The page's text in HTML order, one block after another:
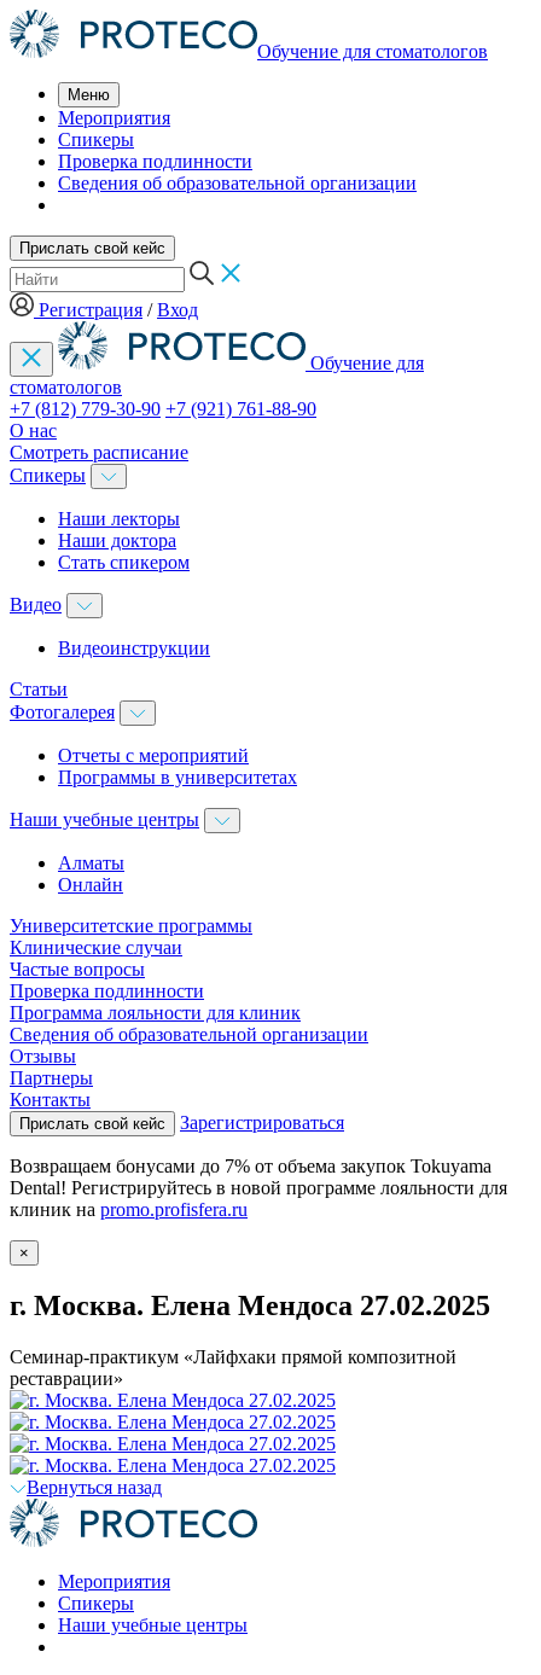
Обучение для стоматологов
Меню
Мероприятия
Спикеры
Проверка подлинности
Сведения об образовательной организации
Прислать свой кейс
Регистрация /Вход
Обучение для
стоматологов
+7 (812) 779-30-90 +7 (921) 761-88-90
О нас
Смотреть расписание
Спикеры
Наши лекторы
Наши доктора
Стать спикером
Видео
Видеоинструкции
Статьи
Фотогалерея
Отчеты с мероприятий
Программы в университетах
Наши учебные центры
Алматы
Онлайн
Университетские программы
Клинические случаи
Частые вопросы
Проверка подлинности
Программа лояльности для клиник
Сведения об образовательной организации
Отзывы
Партнеры
Контакты
Прислать свой кейс Зарегистрироваться
Возвращаем бонусами до 7% от объема закупок Tokuyama
Dental! Регистрируйтесь в новой программе лояльности для
клиник на promo.profisfera.ru
×
г. Москва. Елена Мендоса 27.02.2025
Семинар-практикум «Лайфхаки прямой композитной
реставрации»
Вернуться назад
Мероприятия
Спикеры
Наши учебные центры